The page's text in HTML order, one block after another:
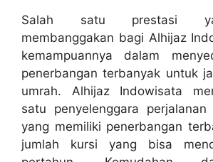
Salah satu prestasi
membanggakan bagi Alhijaz
kemampuannya dalam
penerbangan terbanyak untuk
umrah. Alhijaz Indowisata
satu penyelenggara
yang memiliki penerbangan
jumlah kursi yang bisa